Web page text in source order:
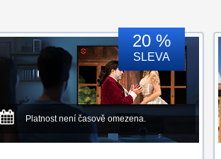
20 %
SLEVA
Platnost není časově omezena.